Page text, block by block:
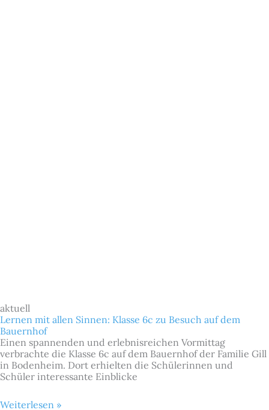
aktuell
Lernen mit allen Sinnen: Klasse 6c zu Besuch auf dem
Bauernhof
Einen spannenden und erlebnisreichen Vormittag
verbrachte die Klasse 6c auf dem Bauernhof der Familie Gill
in Bodenheim. Dort erhielten die Schülerinnen und
Schüler interessante Einblicke
Weiterlesen »